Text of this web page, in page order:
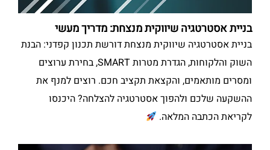
בניית אסטרטגיה שיווקית מנצחת: מדריך מעשי
בניית אסטרטגיה שיווקית מנצחת דורשת תכנון קפדני: הבנת
השוק והלקוחות, הגדרת מטרות SMART, בחירת ערוצים
ומסרים מותאמים, והקצאת תקציב חכם. רוצים למנף את
ההשקעה שלכם ולהפוך אסטרטגיה להצלחה? היכנסו
לקריאת הכתבה המלאה.